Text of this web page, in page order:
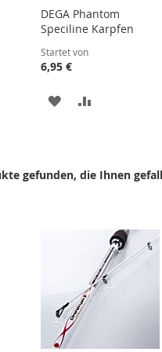
DEGA Phantom
Speciline Karpfen
Startet von
6,95 €
ZUR
gefunden, die Ihnen